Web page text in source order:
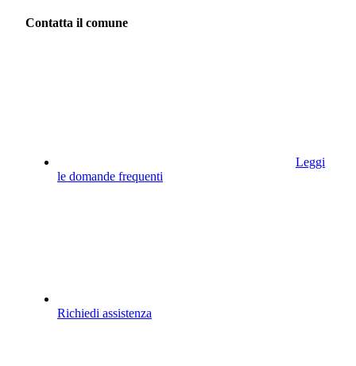
Contatta il comune
Leggi
le domande frequenti
Richiedi assistenza